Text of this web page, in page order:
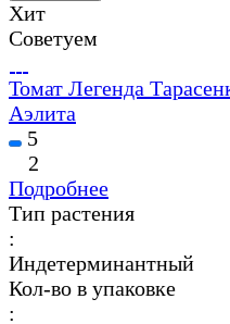
Хит
Советуем
Томат Легенда
Аэлита
5
2
Подробнее
Тип растения
:
Индетерминантный
Кол-во в упаковке
: